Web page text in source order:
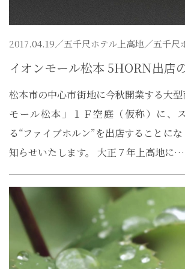
2017.04.19／五千尺ホテル上高地／五千尺
イオンモール松本 5HORN出店
松本市の中心市街地に今秋開業する大
モール松本」１Ｆ空庭（仮称）に、
る“ファイブホルン”を出店することに
知らせいたします。 大正７年上高地に…